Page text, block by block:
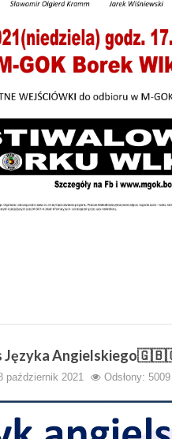
Języka
październik 2021 Odsłony: 5009